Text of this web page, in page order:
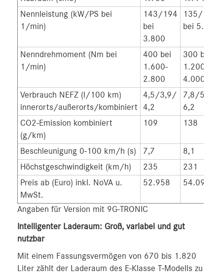
Nennleistung (kW/PS bei
1/min)
143/194
bei
3.800
135/184
bei 5.500
Nenndrehmoment (Nm bei
1/min)
400 bei
1.600-
2.800
300 bei
1.200-
4.000
Verbrauch NEFZ (l/100 km)
innerorts/außerorts/kombiniert
4,5/3,9/
4,2
7,8/5,2/
6,2
CO2-Emission kombiniert
(g/km)
109 138
Beschleunigung 0-100 km/h (s) 7,7
8,1
Höchstgeschwindigkeit (km/h)
235
231
Preis ab (Euro) inkl. NoVA u.
MwSt.
52.958
Angaben für Version mit 9G-TRONIC
Intelligenter Laderaum: Groß, variabel und gut
nutzbar
Mit einem Fassungsvermögen von 670 bis 1.820
Liter zählt der Laderaum des E‑Klasse T-Modells zu